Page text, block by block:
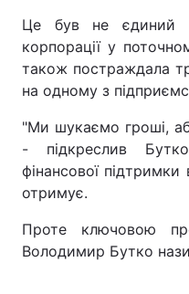
Це був не єдиний
корпорації у
також постраждала
на одному з
"Ми шукаємо гроші,
- підкреслив
фінансової
отримує.
Проте ключовою
Володимир Бутко